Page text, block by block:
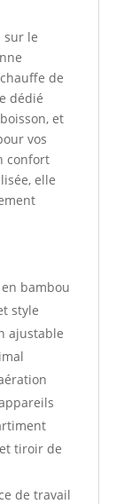
sur le
de
dédié
et
vos
confort
elle
bambou
style
ajustable
tiroir de
de travail